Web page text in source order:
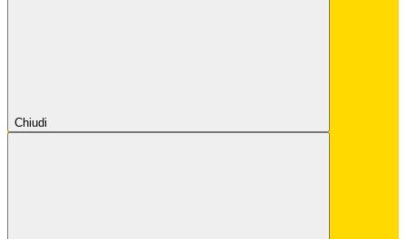
Chiudi